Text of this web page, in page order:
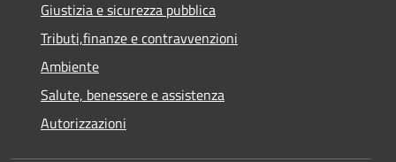
Giustizia e sicurezza pubblica
Tributi,finanze e contravvenzioni
Ambiente
Salute, benessere e assistenza
Autorizzazioni